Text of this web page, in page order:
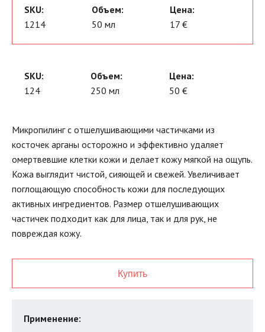
SKU:
1214
Объем:
50 мл
Цена:
17 €
SKU:
124
Объем:
250 мл
Цена:
50 €
Микропилинг с отшелушивающими частичками из
косточек арганы осторожно и эффективно удаляет
омертвевшие клетки кожи и делает кожу мягкой на ощупь.
Кожа выглядит чистой, сияющей и свежей. Увеличивает
поглощающую способность кожи для последующих
активных ингредиентов. Размер отшелушивающих
частичек подходит как для лица, так и для рук, не
повреждая кожу.
Купить
Применение: